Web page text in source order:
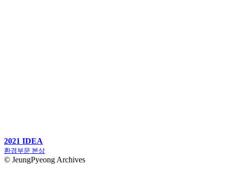
2021 IDEA
환경부문 본상
© JeungPyeong Archives